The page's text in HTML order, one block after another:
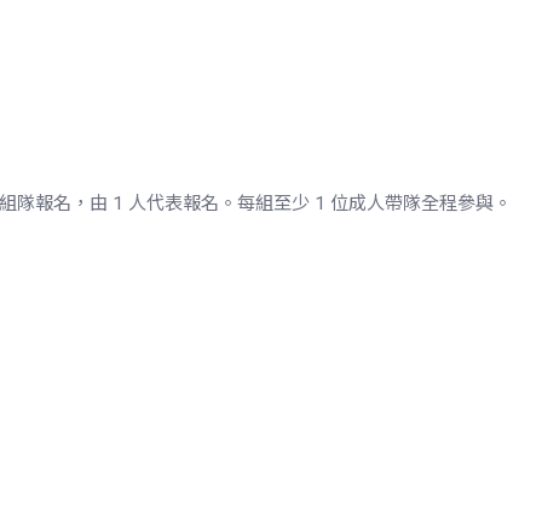
報名，由 1 人代表報名。每組至少 1 位成人帶隊全程參與。